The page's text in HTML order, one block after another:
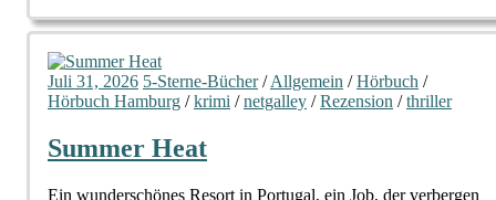
Juli 31, 2026 5-Sterne-Bücher/Allgemein /Hörbuch /
Hörbuch Hamburg /krimi /netgalley /Rezension /thriller
Summer Heat
Ein wunderschönes Resort in Portugal, ein Job, der verbergen